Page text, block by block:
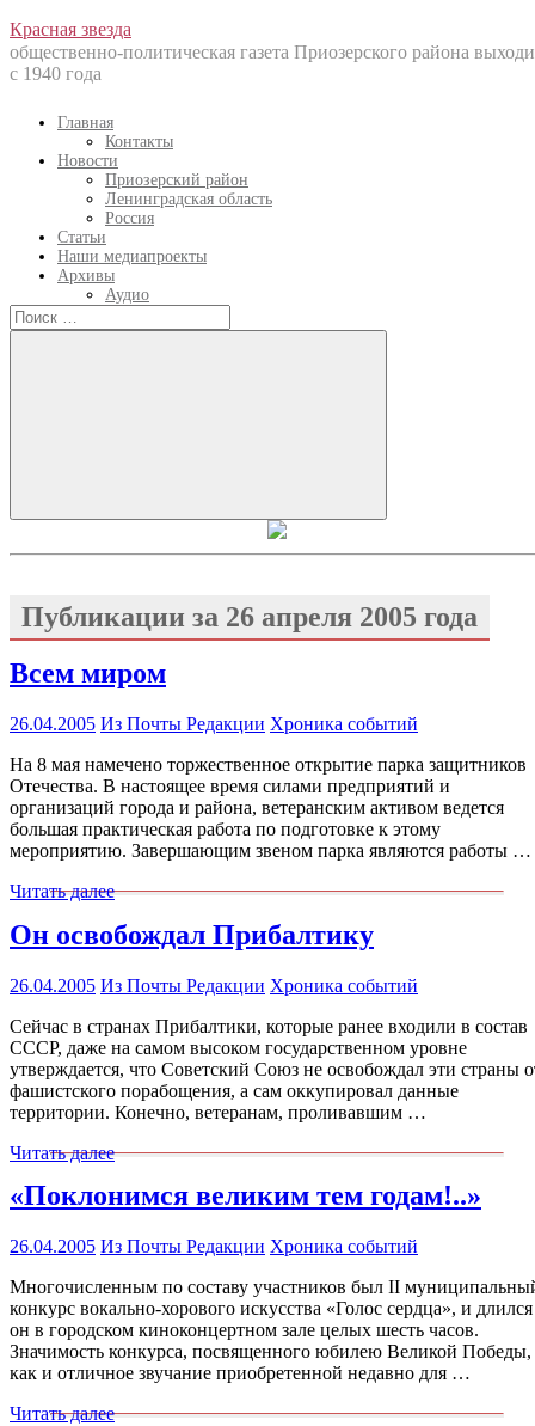
Перейти
к
содержанию
Красная звезда
общественно-политическая газета Приозерского района
с 1940 года
Главная
Контакты
Новости
Приозерский район
Ленинградская область
Россия
Статьи
Наши медиапроекты
Архивы
Аудио
Искать:
Искать
Публикации за 26 апреля 2005 года
Всем миром
26.04.2005 Из Почты Редакции Хроника событий
На 8 мая намечено торжественное открытие парка защитников
Отечества. В настоящее время силами предприятий и
организаций города и района, ветеранским активом ведется
большая практическая работа по подготовке к этому
мероприятию. Завершающим звеном парка являются работы …
Читать далее
Он освобождал Прибалтику
26.04.2005 Из Почты Редакции Хроника событий
Сейчас в странах Прибалтики, которые ранее входили в состав
СССР, даже на самом высоком государственном уровне
утверждается, что Советский Союз не освобождал эти страны
фашистского порабощения, а сам оккупировал данные
территории. Конечно, ветеранам, проливавшим …
Читать далее
«Поклонимся великим тем годам!..»
26.04.2005 Из Почты Редакции Хроника событий
Многочисленным по составу участников был II
конкурс вокально-хорового искусства «Голос сердца», и длился
он в городском киноконцертном зале целых шесть часов.
Значимость конкурса, посвященного юбилею Великой Победы,
как и отличное звучание приобретенной недавно для …
Читать далее